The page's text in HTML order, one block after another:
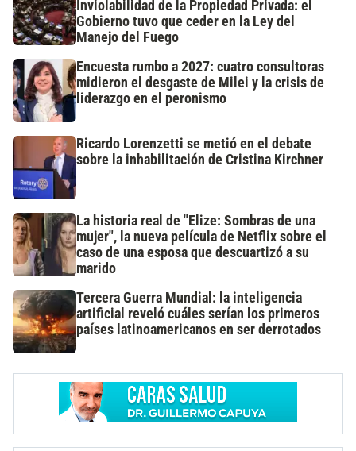
Inviolabilidad de la Propiedad Privada: el
Gobierno tuvo que ceder en la Ley del
Manejo del Fuego
Encuesta rumbo a 2027: cuatro consultoras
midieron el desgaste de Milei y la crisis de
liderazgo en el peronismo
Ricardo Lorenzetti se metió en el debate
sobre la inhabilitación de Cristina Kirchner
La historia real de "Elize: Sombras de una
mujer", la nueva película de Netflix sobre el
caso de una esposa que descuartizó a su
marido
Tercera Guerra Mundial: la inteligencia
artificial reveló cuáles serían los primeros
países latinoamericanos en ser derrotados